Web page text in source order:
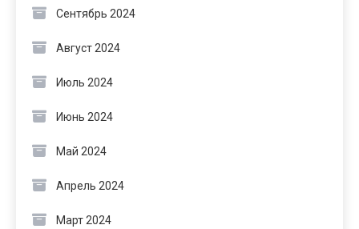
Сентябрь 2024
Август 2024
Июль 2024
Июнь 2024
Май 2024
Апрель 2024
Март 2024